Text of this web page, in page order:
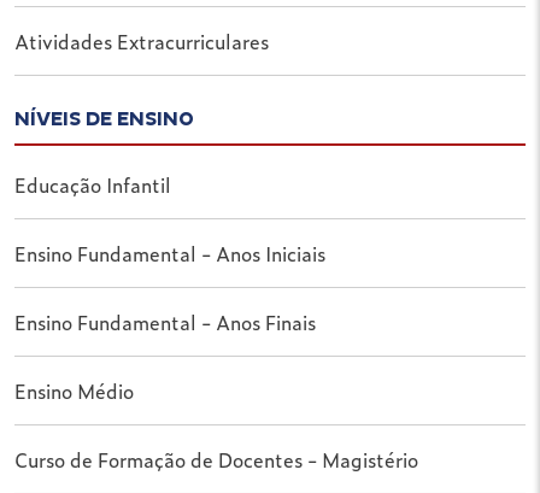
Atividades Extracurriculares
NÍVEIS DE ENSINO
Educação Infantil
Ensino Fundamental - Anos Iniciais
Ensino Fundamental - Anos Finais
Ensino Médio
Curso de Formação de Docentes - Magistério